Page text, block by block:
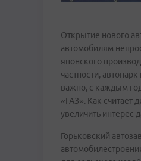
Открытие нового
автомобилям
японского
частности,
важно, с каждым
«ГАЗ». Как считает
увеличить интерес
Горьковский